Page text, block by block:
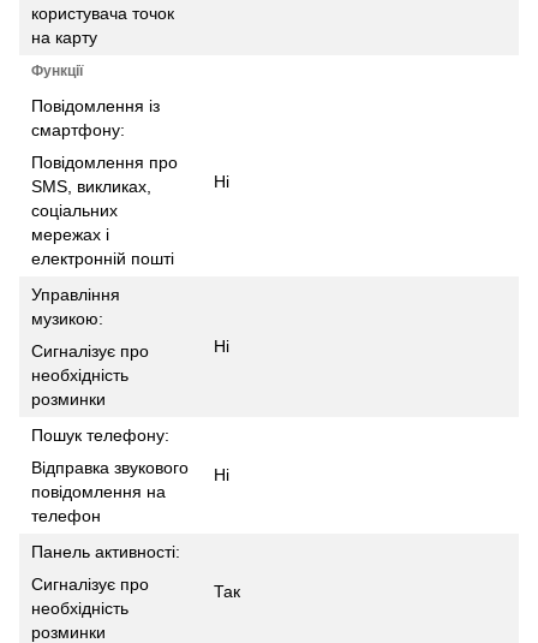
користувача точок
на карту
Функції
Повідомлення із
смартфону:
Повідомлення про
SMS, викликах,
соціальних
мережах і
електронній пошті
Ні
Управління
музикою:
Сигналізує про
необхідність
розминки
Ні
Пошук телефону:
Відправка звукового
повідомлення на
телефон
Ні
Панель активності:
Сигналізує про
необхідність
розминки
Так